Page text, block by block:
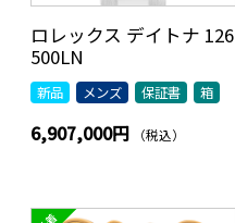
ロレックス デイトナ 126
500LN
新品 メンズ 保証書 箱
6,907,000円 （税込）